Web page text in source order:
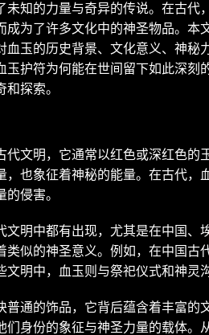
未知的力量与奇异的传说。在古代
为了许多文化中的神圣物品。本
玉的历史背景、文化意义、神秘
护符为何能在世间留下如此深刻
探索。
文明，它通常以红色或深红色的
也象征着神秘的能量。在古代，
侵害。
明中都有出现，尤其是在中国、
似的神圣意义。例如，在中国古
明中，血玉则与祭祀仪式和神灵
通的饰品，它背后蕴含着丰富的
身份的象征与神圣力量的载体。